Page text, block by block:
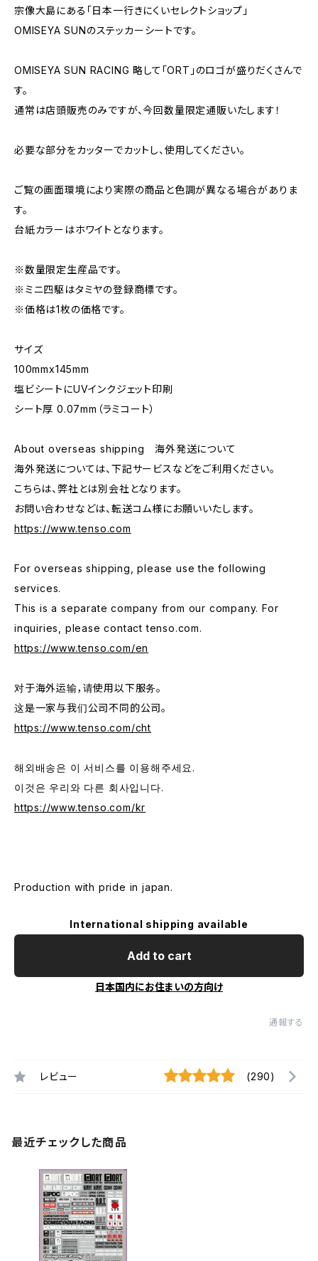
宗像大島にある「日本一行きにくいセレクトショップ」
OMISEYA SUNのステッカーシートです。
OMISEYA SUN RACING 略して「ORT」のロゴが盛りだくさんで
す。
通常は店頭販売のみですが、今回数量限定通販いたします！
必要な部分をカッターでカットし、使用してください。
ご覧の画面環境により実際の商品と色調が異なる場合がありま
す。
台紙カラーはホワイトとなります。
※数量限定生産品です。
※ミニ四駆はタミヤの登録商標です。
※価格は1枚の価格です。
サイズ
100mmx145mm
塩ビシートにUVインクジェット印刷
シート厚 0.07mm（ラミコート）
About overseas shipping 海外発送について
海外発送については、下記サービスなどをご利用ください。
こちらは、弊社とは別会社となります。
お問い合わせなどは、転送コム様にお願いいたします。
https://www.tenso.com
For overseas shipping, please use the following
services.
This is a separate company from our company. For
inquiries, please contact tenso.com.
https://www.tenso.com/en
对于海外运输，请使用以下服务。
这是一家与我们公司不同的公司。
https://www.tenso.com/cht
해외배송은 이 서비스를 이용해주세요.
이것은 우리와 다른 회사입니다.
https://www.tenso.com/kr
Production with pride in japan.
International shipping available
Add to cart
日本国内にお住まいの方向け
通報する
レビュー (290)
最近チェックした商品